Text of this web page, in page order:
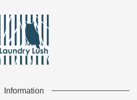
Information